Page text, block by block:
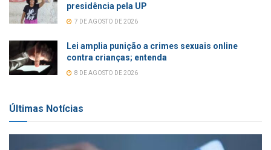
presidência pela UP
7 DE AGOSTO DE 2026
Lei amplia punição a crimes sexuais online
contra crianças; entenda
8 DE AGOSTO DE 2026
Últimas Notícias